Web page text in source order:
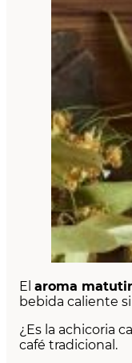
El aroma
bebida caliente
¿Es la achicoria
café tradicional.